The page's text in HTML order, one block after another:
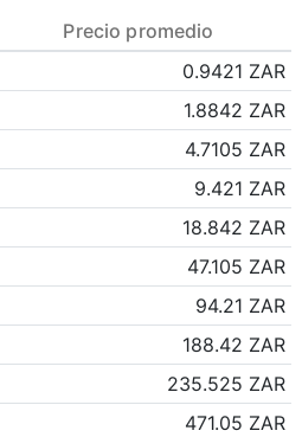
Precio promedio
0.9421 ZAR
1.8842 ZAR
4.7105 ZAR
9.421 ZAR
18.842 ZAR
47.105 ZAR
94.21 ZAR
188.42 ZAR
235.525 ZAR
471.05 ZAR